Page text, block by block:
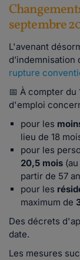
septembre
L'avenant
rupture
📅 À compter
d'emploi
pour les
lieu de 18
pour les
20,5 mois
partir de 57
pour les
maximum de
Des décrets
date.
Les mesures